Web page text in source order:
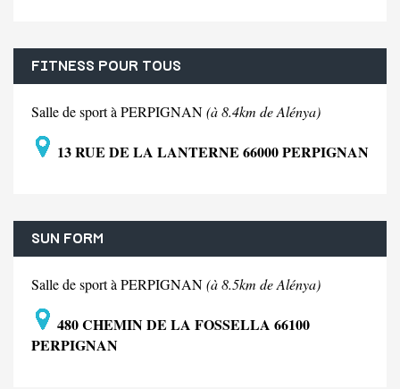
FITNESS POUR TOUS
Salle de sport à PERPIGNAN(à 8.4km de Alénya)
13 RUE DE LA LANTERNE 66000 PERPIGNAN
SUN FORM
Salle de sport à PERPIGNAN(à 8.5km de Alénya)
480 CHEMIN DE LA FOSSELLA 66100
PERPIGNAN